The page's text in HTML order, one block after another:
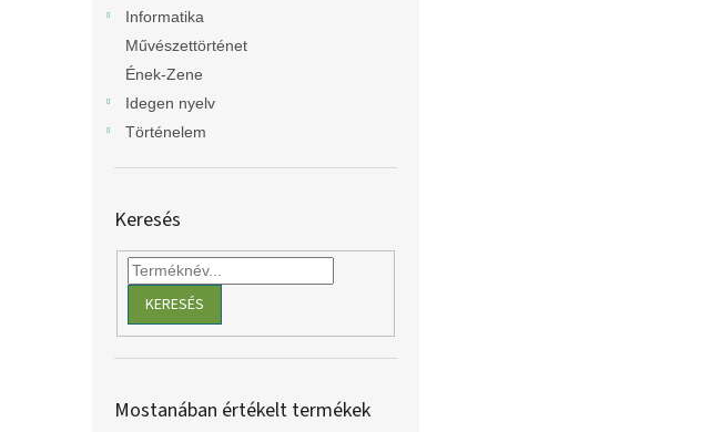
Informatika
Művészettörténet
Ének-Zene
Idegen nyelv
Történelem
Keresés
KERESÉS
Mostanában értékelt termékek